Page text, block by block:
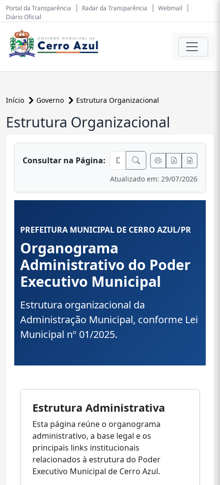
Portal da Transparência Radar da Transparência
Webmail
Diário Oficial
Início Governo Estrutura Organizacional
conteúdo principal
Estrutura Organizacional
Consultar na Página:
Atualizado em: 29/07/2026
Ir para o conteúdo principal
PREFEITURA MUNICIPAL DE CERRO AZUL/PR
Organograma
Administrativo do Poder
Executivo Municipal
Estrutura organizacional da
Administração Municipal, conforme Lei
Municipal nº 01/2025.
Estrutura Administrativa
Esta página reúne o organograma
administrativo, a base legal e os
principais links institucionais
relacionados à estrutura do Poder
Executivo Municipal de Cerro Azul.